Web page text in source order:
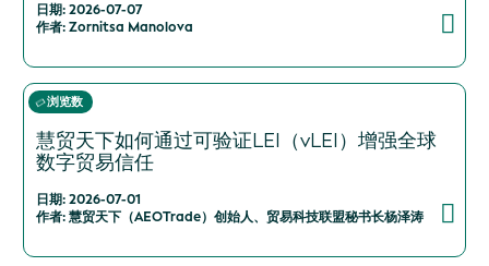
日期: 2026-07-07
作者: Zornitsa Manolova
浏览数
慧贸天下如何通过可验证LEI（vLEI）增强全球
数字贸易信任
日期: 2026-07-01
作者: 慧贸天下（AEOTrade）创始人、贸易科技联盟秘书长杨泽涛